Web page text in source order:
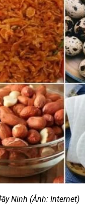
– Chuẩn TOEIC
hàng.
Ninh (Ảnh: Internet)